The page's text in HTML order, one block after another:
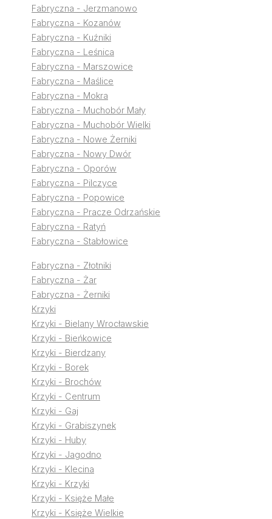
Fabryczna - Jerzmanowo
Fabryczna - Kozanów
Fabryczna - Kuźniki
Fabryczna - Leśnica
Fabryczna - Marszowice
Fabryczna - Maślice
Fabryczna - Mokra
Fabryczna - Muchobór Mały
Fabryczna - Muchobór Wielki
Fabryczna - Nowe Żerniki
Fabryczna - Nowy Dwór
Fabryczna - Oporów
Fabryczna - Pilczyce
Fabryczna - Popowice
Fabryczna - Pracze Odrzańskie
Fabryczna - Ratyń
Fabryczna - Stabłowice
Fabryczna - Złotniki
Fabryczna - Żar
Fabryczna - Żerniki
Krzyki
Krzyki - Bielany Wrocławskie
Krzyki - Bieńkowice
Krzyki - Bierdzany
Krzyki - Borek
Krzyki - Brochów
Krzyki - Centrum
Krzyki - Gaj
Krzyki - Grabiszynek
Krzyki - Huby
Krzyki - Jagodno
Krzyki - Klecina
Krzyki - Krzyki
Krzyki - Księże Małe
Krzyki - Księże Wielkie